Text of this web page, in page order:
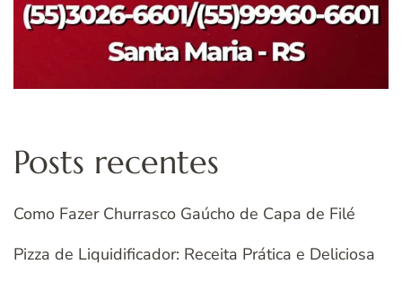
Posts recentes
Como Fazer Churrasco Gaúcho de Capa de Filé
Pizza de Liquidificador: Receita Prática e Deliciosa